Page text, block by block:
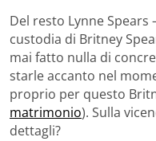
Del resto Lynne Spears
custodia di Britney
mai fatto nulla di
starle accanto nel
proprio per questo
matrimonio). Sulla
dettagli?